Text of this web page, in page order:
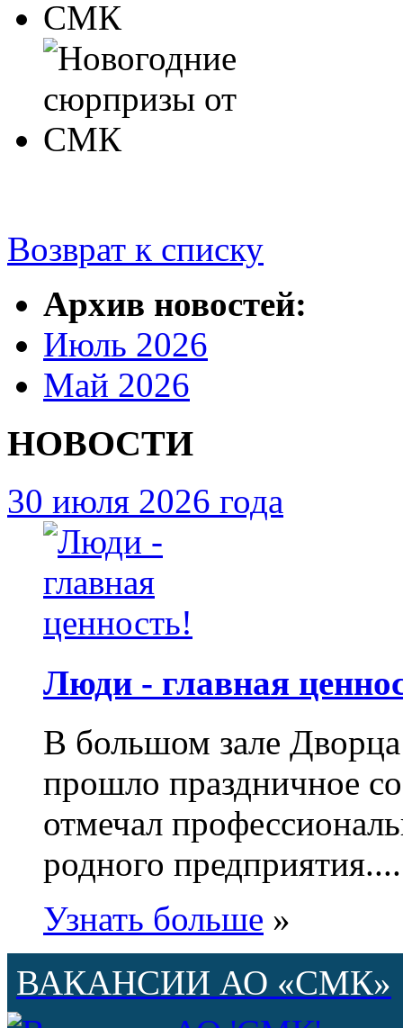
Возврат к списку
Архив новостей:
Июль 2026
Май 2026
НОВОСТИ
30 июля 2026 года
Люди - главная
В большом зале
прошло праздничное
отмечал
родного предприятия....
Узнать больше »
ВАКАНСИИ АО «СМК»